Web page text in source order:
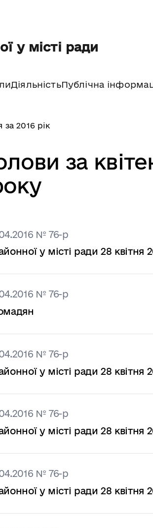
у місті ради
ДіяльністьПублічна
2016 рік
за
№ 76-р
у місті ради 28 квітня
№ 76-р
№ 76-р
у місті ради 28 квітня
№ 76-р
у місті ради 28 квітня
№ 76-р
у місті ради 28 квітня